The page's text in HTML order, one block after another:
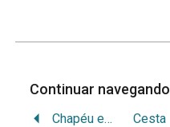
Continuar navegando
Chapéu em processo de fabricação Cesta